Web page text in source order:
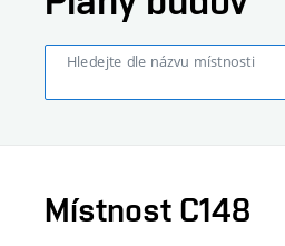
Hledejte dle názvu místnosti
Místnost C148